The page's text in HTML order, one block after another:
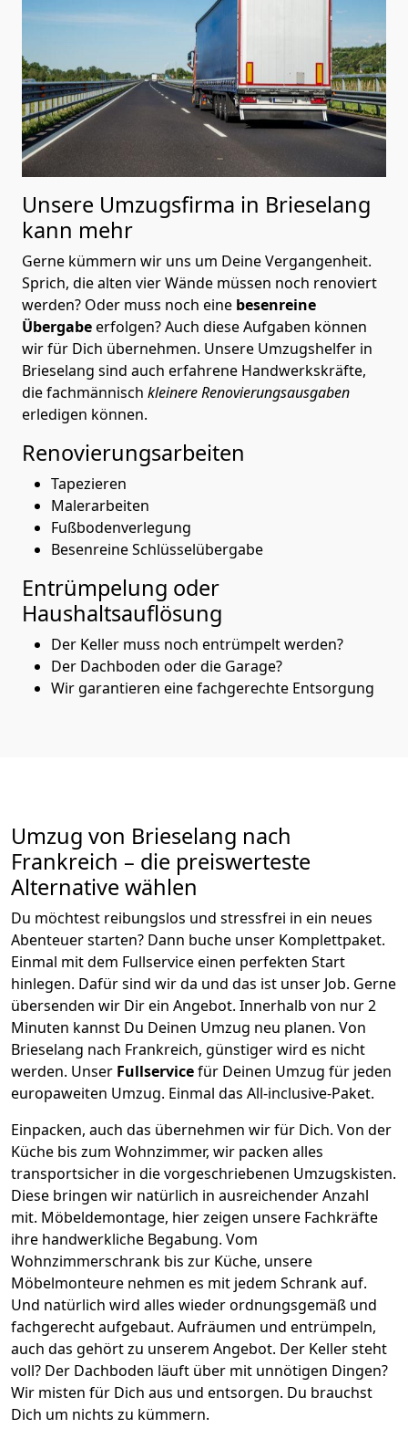
Unsere Umzugsfirma in Brieselang
kann mehr
Gerne kümmern wir uns um Deine Vergangenheit.
Sprich, die alten vier Wände müssen noch renoviert
werden? Oder muss noch eine besenreine
Übergabeerfolgen? Auch diese Aufgaben können
wir für Dich übernehmen. Unsere Umzugshelfer in
Brieselang sind auch erfahrene Handwerkskräfte,
die fachmännisch kleinere Renovierungsausgaben
erledigen können.
Renovierungsarbeiten
Tapezieren
Malerarbeiten
Fußbodenverlegung
Besenreine Schlüsselübergabe
Entrümpelung oder
Haushaltsauflösung
Der Keller muss noch entrümpelt werden?
Der Dachboden oder die Garage?
Wir garantieren eine fachgerechte Entsorgung
Umzug von Brieselang nach
Frankreich – die preiswerteste
Alternative wählen
Du möchtest reibungslos und stressfrei in ein neues
Abenteuer starten? Dann buche unser Komplettpaket.
Einmal mit dem Fullservice einen perfekten Start
hinlegen. Dafür sind wir da und das ist unser Job. Gerne
übersenden wir Dir ein Angebot. Innerhalb von nur2
Minuten kannst Du Deinen Umzug neu planen. Von
Brieselang nach Frankreich, günstiger wird es nicht
werden. Unser Fullservicefür Deinen Umzug für jeden
europaweiten Umzug. Einmal das All-inclusive-Paket.
Einpacken, auch das übernehmen wir für Dich. Von der
Küche bis zum Wohnzimmer, wir packen alles
transportsicher in die vorgeschriebenen Umzugskisten.
Diese bringen wir natürlich in ausreichender Anzahl
mit. Möbeldemontage, hier zeigen unsere Fachkräfte
ihre handwerkliche Begabung. Vom
Wohnzimmerschrank bis zur Küche, unsere
Möbelmonteure nehmen es mit jedem Schrank auf.
Und natürlich wird alles wieder ordnungsgemäß und
fachgerecht aufgebaut. Aufräumen und entrümpeln,
auch das gehört zu unserem Angebot. Der Keller steht
voll? Der Dachboden läuft über mit unnötigen Dingen?
Wir misten für Dich aus und entsorgen. Du brauchst
Dich um nichts zu kümmern.